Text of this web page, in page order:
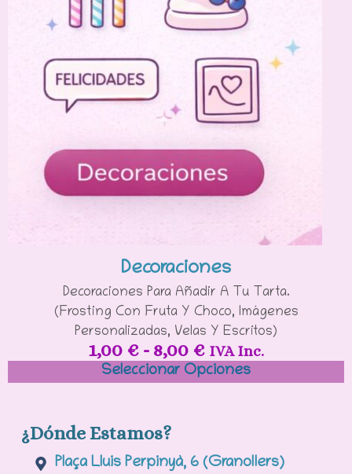
Decoraciones
Decoraciones Para Añadir A Tu Tarta.
(Frosting Con Fruta Y Choco, Imágenes
Personalizadas, Velas Y Escritos)
1,00 € - 8,00 € IVA Inc.
Seleccionar Opciones
¿Dónde Estamos?
Plaça Lluis Perpinyà, 6 (Granollers)